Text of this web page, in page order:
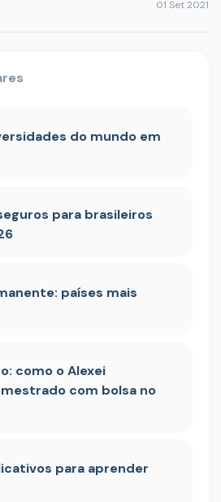
01 Set 2021
do mundo em
para brasileiros
países mais
como o Alexei
com bolsa no
para aprender